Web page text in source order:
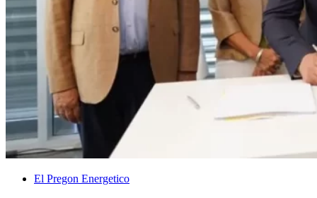
El Pregon Energetico